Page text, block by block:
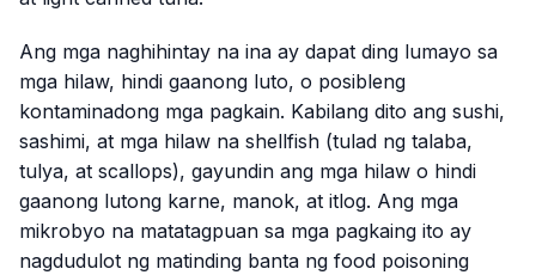
Ang mga naghihintay na ina ay dapat ding lumayo sa
mga hilaw, hindi gaanong luto, o posibleng
kontaminadong mga pagkain. Kabilang dito ang sushi,
sashimi, at mga hilaw na shellfish (tulad ng talaba,
tulya, at scallops), gayundin ang mga hilaw o hindi
gaanong lutong karne, manok, at itlog. Ang mga
mikrobyo na matatagpuan sa mga pagkaing ito ay
nagdudulot ng matinding banta ng food poisoning